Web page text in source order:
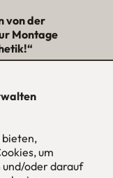
bieten,
um
oder darauf
von der
Montage